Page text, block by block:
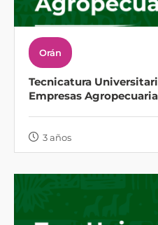
Orán
Tecnicatura
Empresas
3 años